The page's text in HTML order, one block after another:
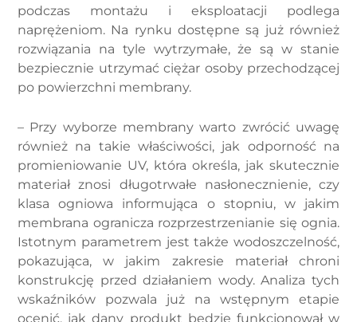
podczas montażu i eksploatacji podlega
naprężeniom. Na rynku dostępne są już również
rozwiązania na tyle wytrzymałe, że są w stanie
bezpiecznie utrzymać ciężar osoby przechodzącej
po powierzchni membrany.
– Przy wyborze membrany warto zwrócić uwagę
również na takie właściwości, jak odporność na
promieniowanie UV, która określa, jak skutecznie
materiał znosi długotrwałe nasłonecznienie, czy
klasa ogniowa informująca o stopniu, w jakim
membrana ogranicza rozprzestrzenianie się ognia.
Istotnym parametrem jest także wodoszczelność,
pokazująca, w jakim zakresie materiał chroni
konstrukcję przed działaniem wody. Analiza tych
wskaźników pozwala już na wstępnym etapie
ocenić, jak dany produkt będzie funkcjonował w